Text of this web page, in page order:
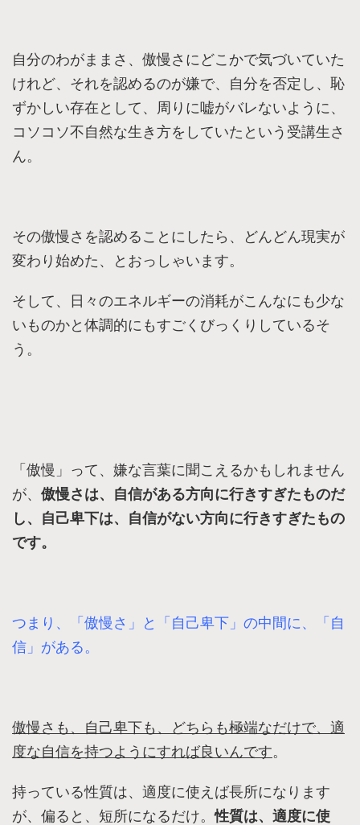
自分のわがままさ、傲慢さにどこかで気づいていた
けれど、 それを認めるのが嫌で、 自分を否定し、恥
ずかしい存在として、 周りに嘘がバレないように、
コソコソ不自然な生き方をしていたという受講生さ
ん。​
​その傲慢さを認めることにしたら、
どんどん現実が
変わり始めた、とおっしゃいます。
そして、​ 日々のエネルギーの消耗がこんなにも少な
いものかと体調的にもすごくびっくりしているそ
う。​
「傲慢」って、嫌な言葉に聞こえるかもしれません
が、​ 傲慢さは、自信がある方向に行きすぎたものだ
し、 ​自己卑下は、自信がない方向に行きすぎたもの
です。
つまり、「傲慢さ」と「自己卑下」の中間に、「自
信」がある。
傲慢さも、自己卑下も、どちらも極端なだけで、 ​適
度な自信を持つようにすれば良いんです。
持っている性質は、 適度に使えば長所になります
が、 偏ると、短所になるだけ。性質は、適度に使